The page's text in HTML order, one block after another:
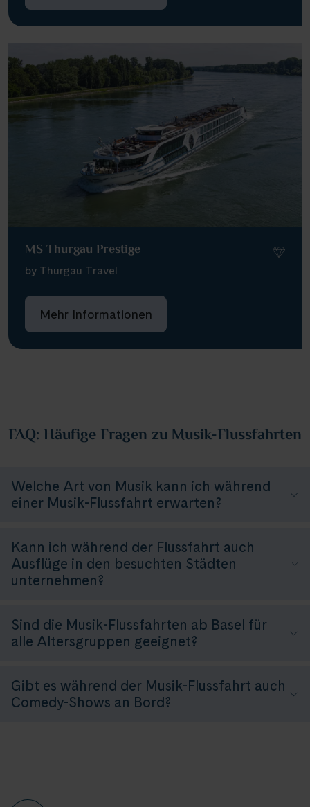
MS Thurgau Prestige
by Thurgau Travel
Mehr Informationen
FAQ: Häufige Fragen zu Musik-Flussfahrten
Welche Art von Musik kann ich während
einer Musik-Flussfahrt erwarten?
Kann ich während der Flussfahrt auch
Ausflüge in den besuchten Städten
unternehmen?
Sind die Musik-Flussfahrten ab Basel für
alle Altersgruppen geeignet?
Gibt es während der Musik-Flussfahrt auch
Comedy-Shows an Bord?